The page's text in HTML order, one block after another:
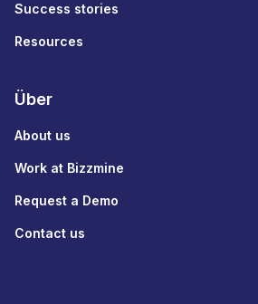
Success stories
Resources
Über
About us
Work at Bizzmine
Request a Demo
Contact us